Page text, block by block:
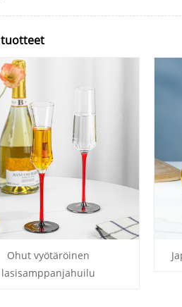
Ohut vyötäröinen
lasisamppanjahuilu